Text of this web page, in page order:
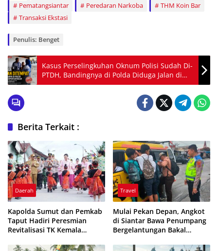
Pematangsiantar
Peredaran Narkoba
THM Koin Bar
Transaksi Ekstasi
Penulis: Benget
Kasus Perselingkuhan Oknum Polisi Sudah Di-
PTDH, Bandingnya di Polda Diduga Jalan di
Tempat
Berita Terkait :
Daerah
Kapolda Sumut dan Pemkab
Taput Hadiri Peresmian
Revitalisasi TK Kemala
Travel
Mulai Pekan Depan, Angkot
di Siantar Bawa Penumpang
Bergelantungan Bakal